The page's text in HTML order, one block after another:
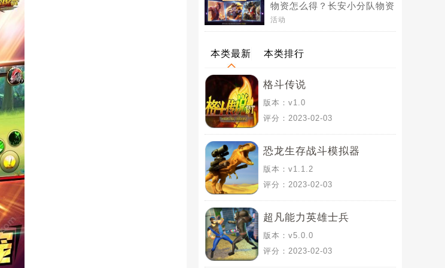
物资怎么得？长安小分队物资
打开后有什么奖励？[图]
活动
本类最新 本类排行
格斗传说
版本：v1.0
评分：2023-02-03
恐龙生存战斗模拟器
版本：v1.1.2
评分：2023-02-03
超凡能力英雄士兵
版本：v5.0.0
评分：2023-02-03